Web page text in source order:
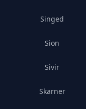
Singed
Sion
Sivir
Skarner